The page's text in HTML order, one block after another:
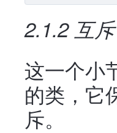
2.1.2 互斥
这一个小
的类，它
斥。